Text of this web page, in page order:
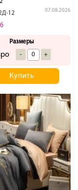
12
07.08.2026
Размеры
- +
Купить